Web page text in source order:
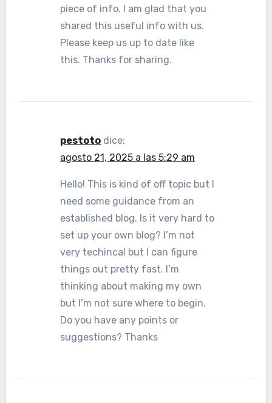
piece of info. I am glad that you
shared this useful info with us.
Please keep us up to date like
this. Thanks for sharing.
pestoto dice:
agosto 21, 2025 a las 5:29 am
Hello! This is kind of off topic but I
need some guidance from an
established blog. Is it very hard to
set up your own blog? I’m not
very techincal but I can figure
things out pretty fast. I’m
thinking about making my own
but I’m not sure where to begin.
Do you have any points or
suggestions? Thanks